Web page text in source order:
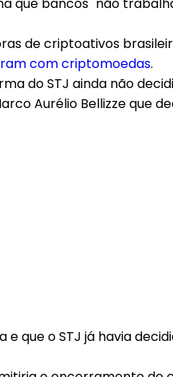
de criptoativos
com criptomoedas.
do STJ ainda não
Aurélio Bellizze que
que o STJ já havia